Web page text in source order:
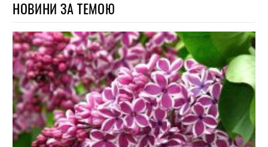
НОВИНИ ЗА ТЕМОЮ